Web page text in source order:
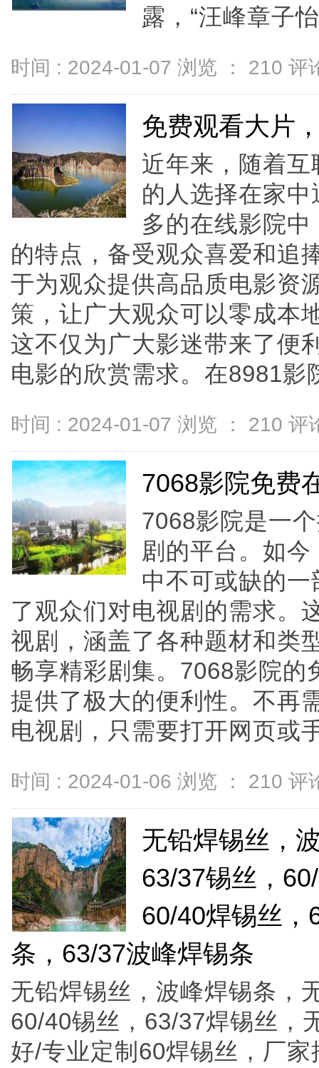
露，“汪峰章子
时间 : 2024-01-07 浏览 ： 210 评
免费观看大片
近年来，随着
的人选择在家
多的在线影院
的特点，备受观众喜爱和追
于为观众提供高品质电影资
策，让广大观众可以零成本
这不仅为广大影迷带来了便
电影的欣赏需求。在8981
时间 : 2024-01-07 浏览 ： 210 评
7068影院免费
7068影院是一
剧的平台。如
中不可或缺的
了观众们对电视剧的需求。
视剧，涵盖了各种题材和类
畅享精彩剧集。7068影院的
提供了极大的便利性。不再
电视剧，只需要打开网页或
时间 : 2024-01-06 浏览 ： 210 评
无铅焊锡丝，
63/37锡丝，
60/40焊锡丝，
条，63/37波峰焊锡条
无铅焊锡丝，波峰焊锡条，
60/40锡丝，63/37焊锡丝，
好/专业定制60焊锡丝​，厂